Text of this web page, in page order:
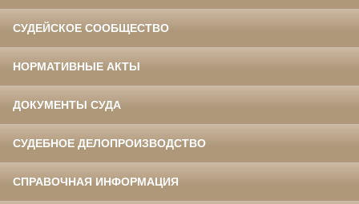
СУДЕЙСКОЕ СООБЩЕСТВО
НОРМАТИВНЫЕ АКТЫ
ДОКУМЕНТЫ СУДА
СУДЕБНОЕ ДЕЛОПРОИЗВОДСТВО
СПРАВОЧНАЯ ИНФОРМАЦИЯ